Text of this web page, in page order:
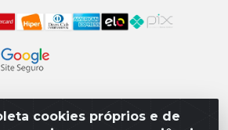
cookies próprios e de
- Rua 14, Polo Empresarial Goiás